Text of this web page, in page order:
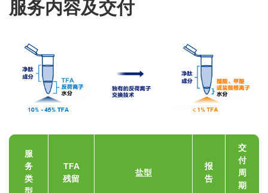
服务内容及交付
服
务
类
TFA
残留
盐型
报
告
交
付
周
期